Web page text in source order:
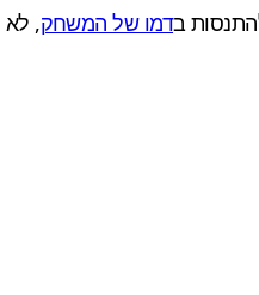
דמו של המשחק, לא